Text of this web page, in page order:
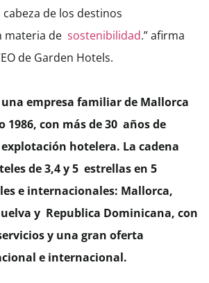
de los destinos
materia de sostenibilidad.” afirma
de Garden Hotels.
una empresa familiar de Mallorca
1986, con más de 30 años de
hotelera. La cadena
de 3,4 y 5 estrellas en 5
e internacionales: Mallorca,
y Republica Dominicana, con
y una gran oferta
e internacional.